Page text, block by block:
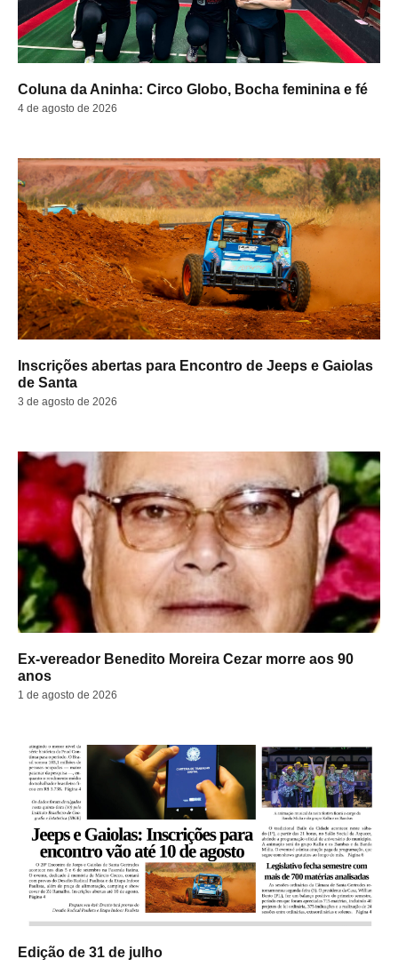
Coluna da Aninha: Circo Globo, Bocha feminina e fé
4 de agosto de 2026
Inscrições abertas para Encontro de Jeeps e Gaiolas
de Santa
3 de agosto de 2026
Ex-vereador Benedito Moreira Cezar morre aos 90
anos
1 de agosto de 2026
Edição de 31 de julho